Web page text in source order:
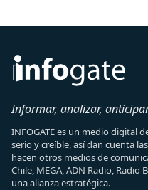
Informar, analizar,
INFOGATE es un medio digital
serio y creíble, así dan cuenta
hacen otros medios de
Chile, MEGA, ADN Radio,
una alianza estratégica.